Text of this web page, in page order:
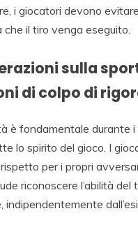
i giocatori devono
che il tiro venga eseguito.
sulla
di colpo di
è fondamentale durante i
lo spirito del gioco. I
per i propri
riconoscere l’abilità
indipendentemente